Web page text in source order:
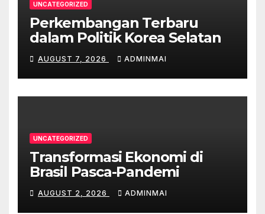
UNCATEGORIZED
Perkembangan Terbaru
dalam Politik Korea Selatan
AUGUST 7, 2026 ADMINMAI
UNCATEGORIZED
Transformasi Ekonomi di
Brasil Pasca-Pandemi
AUGUST 2, 2026 ADMINMAI